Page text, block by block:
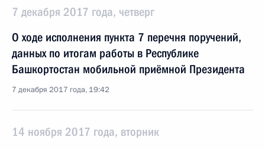
7 декабря 2017 года, четверг
О ходе исполнения пункта 7 перечня поручений,
данных по итогам работы в Республике
Башкортостан мобильной приёмной Президента
7 декабря 2017 года, 19:42
14 ноября 2017 года, вторник